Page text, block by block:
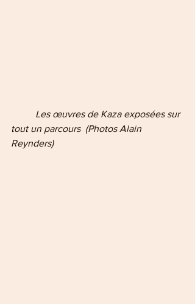
tout un parcours  (Photos Alain
Reynders)